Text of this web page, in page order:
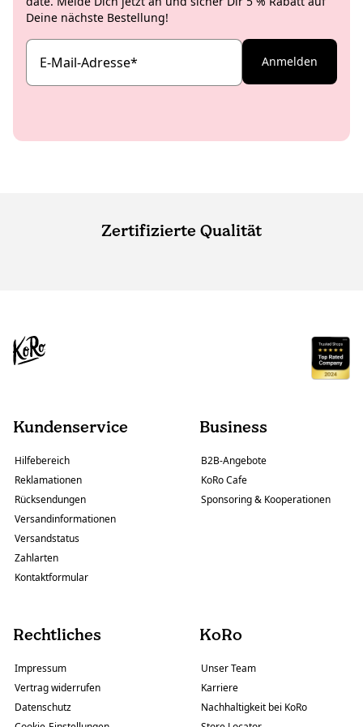
Deine nächste Bestellung!
E-Mail-Adresse* Anmelden
Zertifizierte Qualität
Kundenservice
Hilfebereich
Reklamationen
Rücksendungen
Versandinformationen
Versandstatus
Zahlarten
Kontaktformular
Business
B2B-Angebote
KoRo Cafe
Sponsoring & Kooperationen
Rechtliches
Impressum
Vertrag widerrufen
Datenschutz
KoRo
Unser Team
Karriere
Nachhaltigkeit bei KoRo